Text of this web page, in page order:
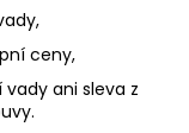
ceny,
ani sleva z